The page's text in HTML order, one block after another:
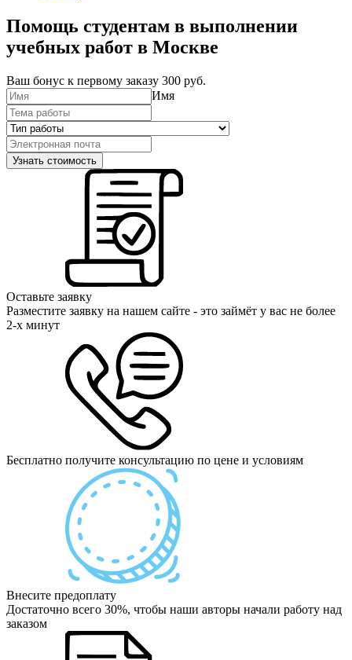
Помощь студентам в выполнении
учебных работ в Москве
Ваш бонус к первому заказу 300 руб.
Имя
Оставьте заявку
Разместите заявку на нашем сайте - это займёт у вас не более
2-х минут
Бесплатно получите консультацию по цене и условиям
Внесите предоплату
Достаточно всего 30%, чтобы наши авторы начали работу над
заказом